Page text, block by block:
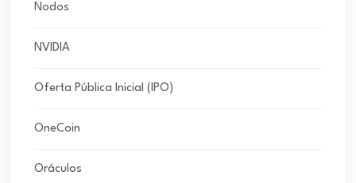
Nodos
NVIDIA
Oferta Pública Inicial (IPO)
OneCoin
Oráculos